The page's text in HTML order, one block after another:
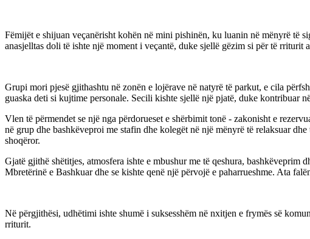
Fëmijët e shijuan veçanërisht kohën në mini pishinën, ku luanin në mënyrë të
anasjelltas doli të ishte një moment i veçantë, duke sjellë gëzim si për të rriturit
Grupi mori pjesë gjithashtu në zonën e lojërave në natyrë të parkut, e cila
guaska deti si kujtime personale. Secili kishte sjellë një pjatë, duke kontribuar
Vlen të përmendet se një nga përdorueset e shërbimit tonë - zakonisht e
në grup dhe bashkëveproi me stafin dhe kolegët në një mënyrë të relaksuar
shoqëror.
Gjatë gjithë shëtitjes, atmosfera ishte e mbushur me të qeshura, bashkëveprim
Mbretërinë e Bashkuar dhe se kishte qenë një përvojë e paharrueshme. Ata
Në përgjithësi, udhëtimi ishte shumë i suksesshëm në nxitjen e frymës së
rriturit.